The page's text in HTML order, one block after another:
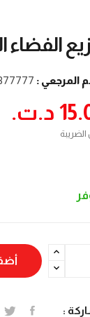
الفضاء
المرجعي :
د.ت.‏
: